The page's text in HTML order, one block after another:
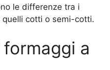
le differenze tra i
cotti o semi-cotti.
a